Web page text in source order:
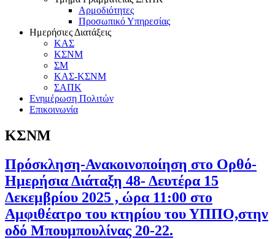
Αρμοδιότητες
Προσωπικό Υπηρεσίας
Ημερήσιες Διατάξεις
ΚΑΣ
ΚΣΝΜ
ΣΜ
ΚΑΣ-ΚΣΝΜ
ΣΑΠΚ
Ενημέρωση Πολιτών
Επικοινωνία
ΚΣΝΜ
Πρόσκληση-Ανακοινοποίηση στο Ορθό-
Ημερήσια Διάταξη 48- Δευτέρα 15
Δεκεμβρίου 2025 , ώρα 11:00 στο
Αμφιθέατρο του κτηρίου του ΥΠΠΟ,στην
οδό Μπουμπουλίνας 20-22.